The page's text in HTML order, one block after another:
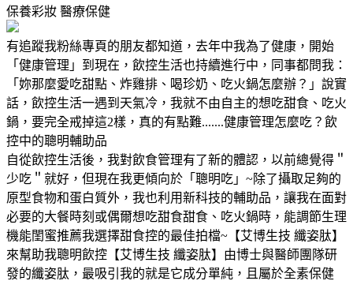
保養彩妝 醫療保健
有追蹤我粉絲專頁的朋友都知道，去年中我為了健康，開始
「健康管理」到現在，飲控生活也持續進行中，同事都問我：
「妳那麼愛吃甜點、炸雞排、喝珍奶、吃火鍋怎麼辦？」說實
話，飲控生活一遇到天氣冷，我就不由自主的想吃甜食、吃火
鍋，要完全戒掉這2樣，真的有點難.......健康管理怎麼吃？飲
控中的聰明輔助品
自從飲控生活後，我對飲食管理有了新的體認，以前總覺得＂
少吃＂就好，但現在我更傾向於「聰明吃」~除了攝取足夠的
原型食物和蛋白質外，我也利用新科技的輔助品，讓我在面對
必要的大餐時刻或偶爾想吃甜食甜食、吃火鍋時，能調節生理
機能閨蜜推薦我選擇甜食控的最佳拍檔~【艾博生技 纖姿肽】
來幫助我聰明飲控【艾博生技 纖姿肽】由博士與醫師團隊研
發的纖姿肽，最吸引我的就是它成分單純，且屬於全素保健